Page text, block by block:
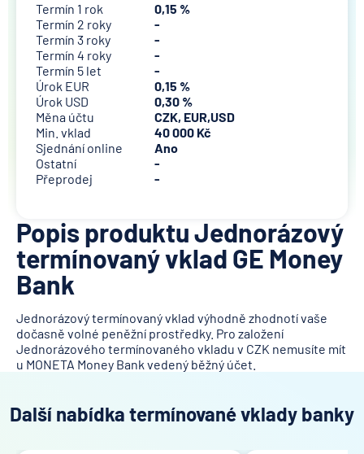
Termín 1 rok
0,15 %
Termín 2 roky
-
Termín 3 roky
-
Termín 4 roky
-
Termín 5 let
-
Úrok EUR
0,15 %
Úrok USD
0,30 %
Měna účtu
CZK, EUR,USD
Min. vklad
40 000 Kč
Sjednání online
Ano
Ostatní
-
Přeprodej
-
Popis produktu Jednorázový
termínovaný vklad GE Money
Bank
Jednorázový termínovaný vklad výhodně zhodnotí vaše
dočasně volné peněžní prostředky. Pro založení
Jednorázového termínovaného vkladu v CZK nemusíte mít
u MONETA Money Bank vedený běžný účet.
Další nabídka termínované vklady banky